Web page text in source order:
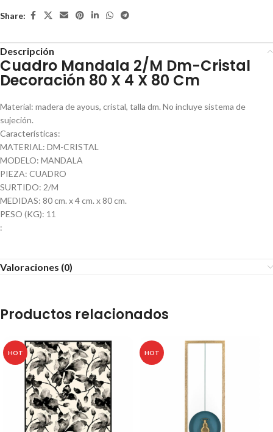
Share:
Descripción
Cuadro Mandala 2/M Dm-Cristal
Decoración 80 X 4 X 80 Cm
Material: madera de ayous, cristal, talla dm. No incluye sistema de
sujeción.
Características:
MATERIAL: DM-CRISTAL
MODELO: MANDALA
PIEZA: CUADRO
SURTIDO: 2/M
MEDIDAS: 80 cm. x 4 cm. x 80 cm.
PESO (KG): 11
:
Valoraciones (0)
Productos relacionados
HOT HOT